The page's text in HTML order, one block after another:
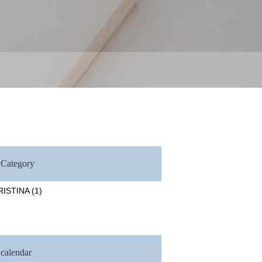
Category
(1)
calendar